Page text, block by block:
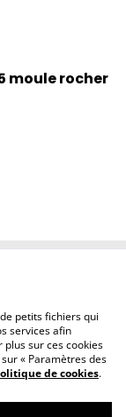
moule rocher
de
petits fichiers qui
services afin
sur ces cookies
« Paramètres des
de cookies.